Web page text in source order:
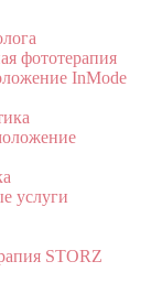
фототерапия
InMode
услуги
STORZ